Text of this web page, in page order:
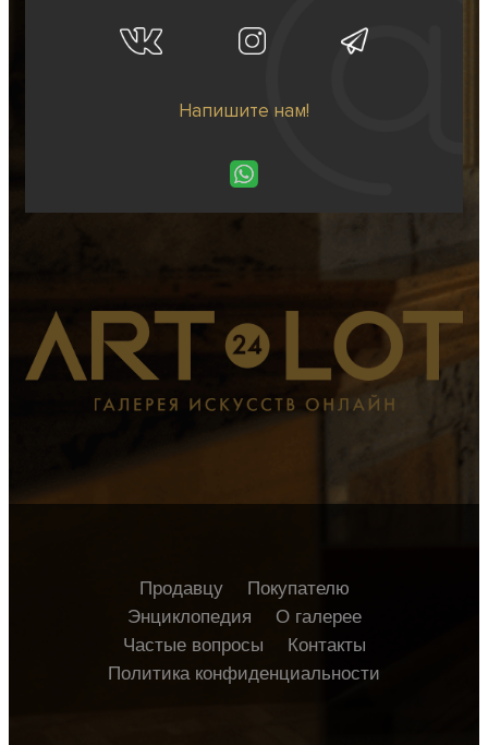
Напишите нам!
Продавцу
Покупателю
Энциклопедия
О галерее
Частые вопросы
Контакты
Политика конфиденциальности